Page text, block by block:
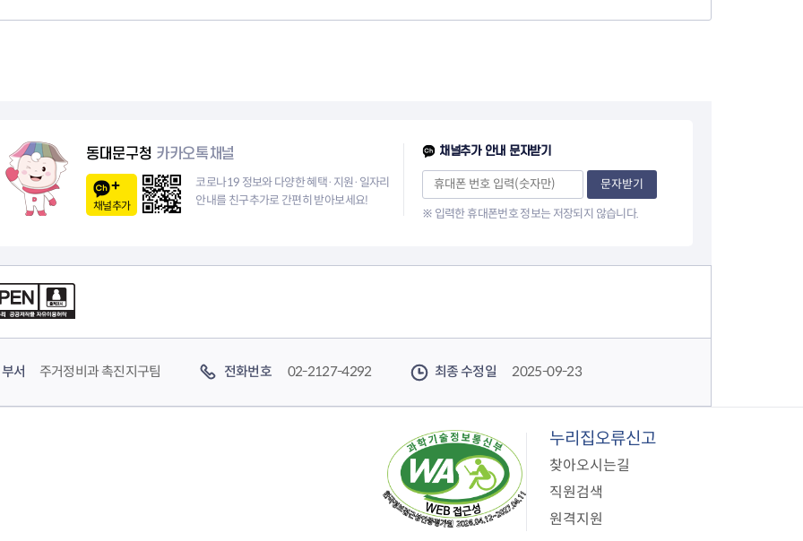
동대문구청 카카오톡채널
채널추가
코로나19 정보와 다양한 혜택·지원·일자리
안내를 친구추가로 간편히 받아보세요!
채널추가 안내 문자받기
문자받기
※ 입력한 휴대폰번호 정보는 저장되지 않습니다.
부서 주거정비과 촉진지구팀 전화번호 02-2127-4292 최종 수정일 2025-09-23
누리집오류신고
찾아오시는길
직원검색
원격지원